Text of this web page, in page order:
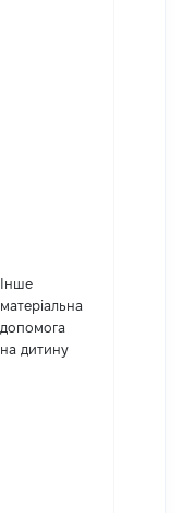
Інше
матеріальна
допомога
на дитину